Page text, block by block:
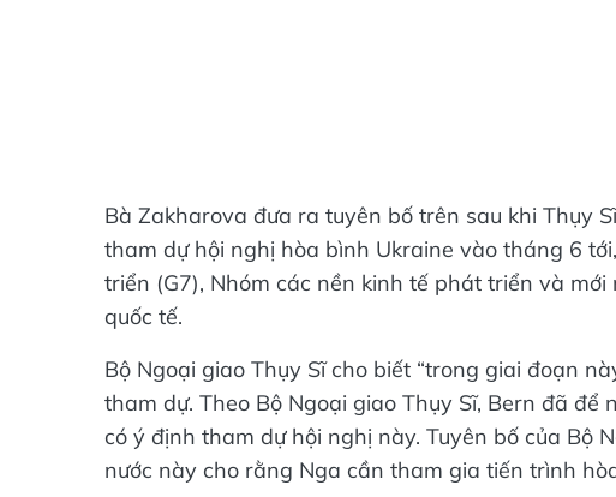
Bà Zakharova đưa ra tuyên bố trên sau khi Thụy
tham dự hội nghị hòa bình Ukraine vào tháng 6
triển (G7), Nhóm các nền kinh tế phát triển và
quốc tế.
Bộ Ngoại giao Thụy Sĩ cho biết “trong giai đoạn
tham dự. Theo Bộ Ngoại giao Thụy Sĩ, Bern đã
có ý định tham dự hội nghị này. Tuyên bố của Bộ
nước này cho rằng Nga cần tham gia tiến trình